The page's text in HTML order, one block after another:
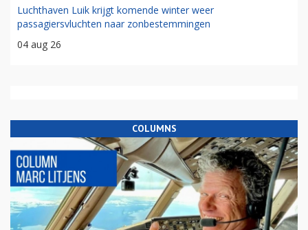
Luchthaven Luik krijgt komende winter weer
passagiersvluchten naar zonbestemmingen
04 aug 26
COLUMNS